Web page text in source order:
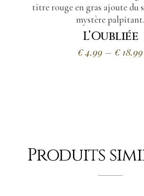
L’Oubliée
€4.99 – € 18.99
Plage
de
Produits